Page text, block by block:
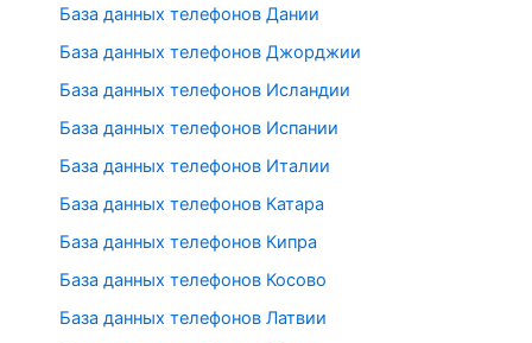
База данных телефонов Дании
База данных телефонов Джорджии
База данных телефонов Исландии
База данных телефонов Испании
База данных телефонов Италии
База данных телефонов Катара
База данных телефонов Кипра
База данных телефонов Косово
База данных телефонов Латвии